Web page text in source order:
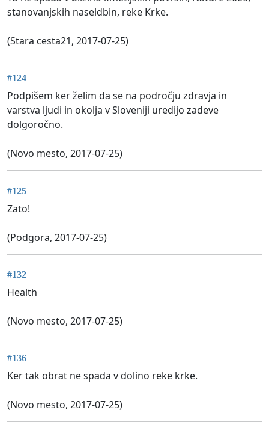
stanovanjskih naseldbin, reke Krke.
(Stara cesta21, 2017-07-25)
#124
Podpišem ker želim da se na področju zdravja in
varstva ljudi in okolja v Sloveniji uredijo zadeve
dolgoročno.
(Novo mesto, 2017-07-25)
#125
Zato!
(Podgora, 2017-07-25)
#132
Health
(Novo mesto, 2017-07-25)
#136
Ker tak obrat ne spada v dolino reke krke.
(Novo mesto, 2017-07-25)